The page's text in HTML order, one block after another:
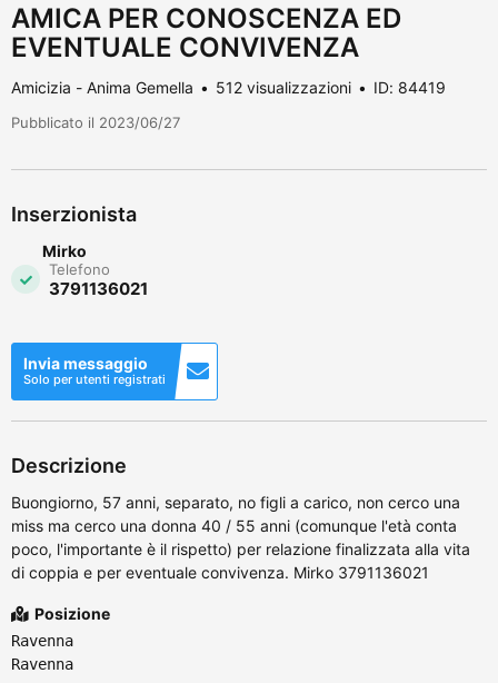
AMICA PER CONOSCENZA ED
EVENTUALE CONVIVENZA
Amicizia - Anima Gemella 512 visualizzazioni ID: 84419
Pubblicato il 2023/06/27
Inserzionista
Mirko
Telefono
3791136021
Invia messaggio
Solo per utenti registrati
Descrizione
Buongiorno, 57 anni, separato, no figli a carico, non cerco una
miss ma cerco una donna 40 / 55 anni (comunque l'età conta
poco, l'importante è il rispetto) per relazione finalizzata alla vita
di coppia e per eventuale convivenza. Mirko 3791136021
Posizione
Ravenna
Ravenna